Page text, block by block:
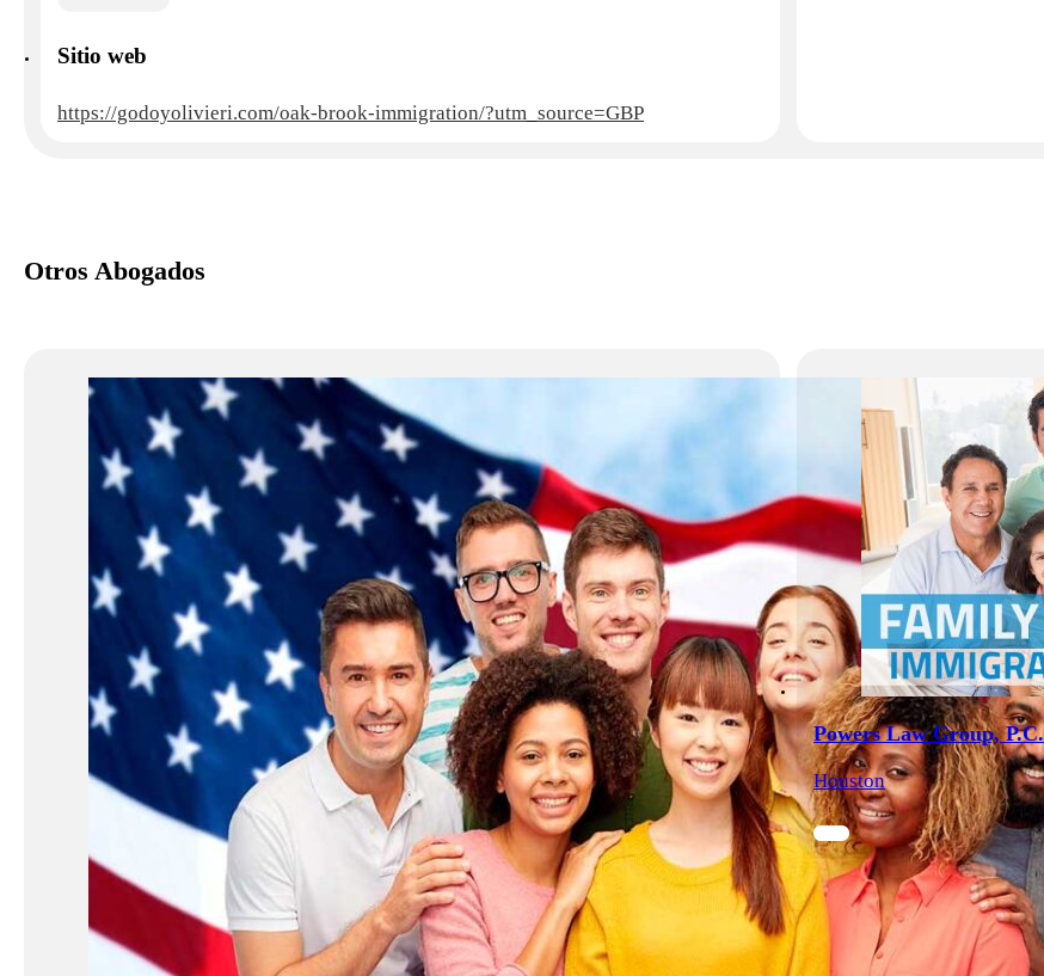
Sitio web
https://godoyolivieri.com/oak-brook-immigration/?utm_source=GBP
Otros Abogados
Powers Law Group, P.C.
Houston